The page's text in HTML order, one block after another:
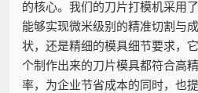
的核心。我们的刀片打模机采用
能够实现微米级别的精准切割与
状，还是精细的模具细节要求，
个制作出来的刀片模具都符合高
率，为企业节省成本的同时，也